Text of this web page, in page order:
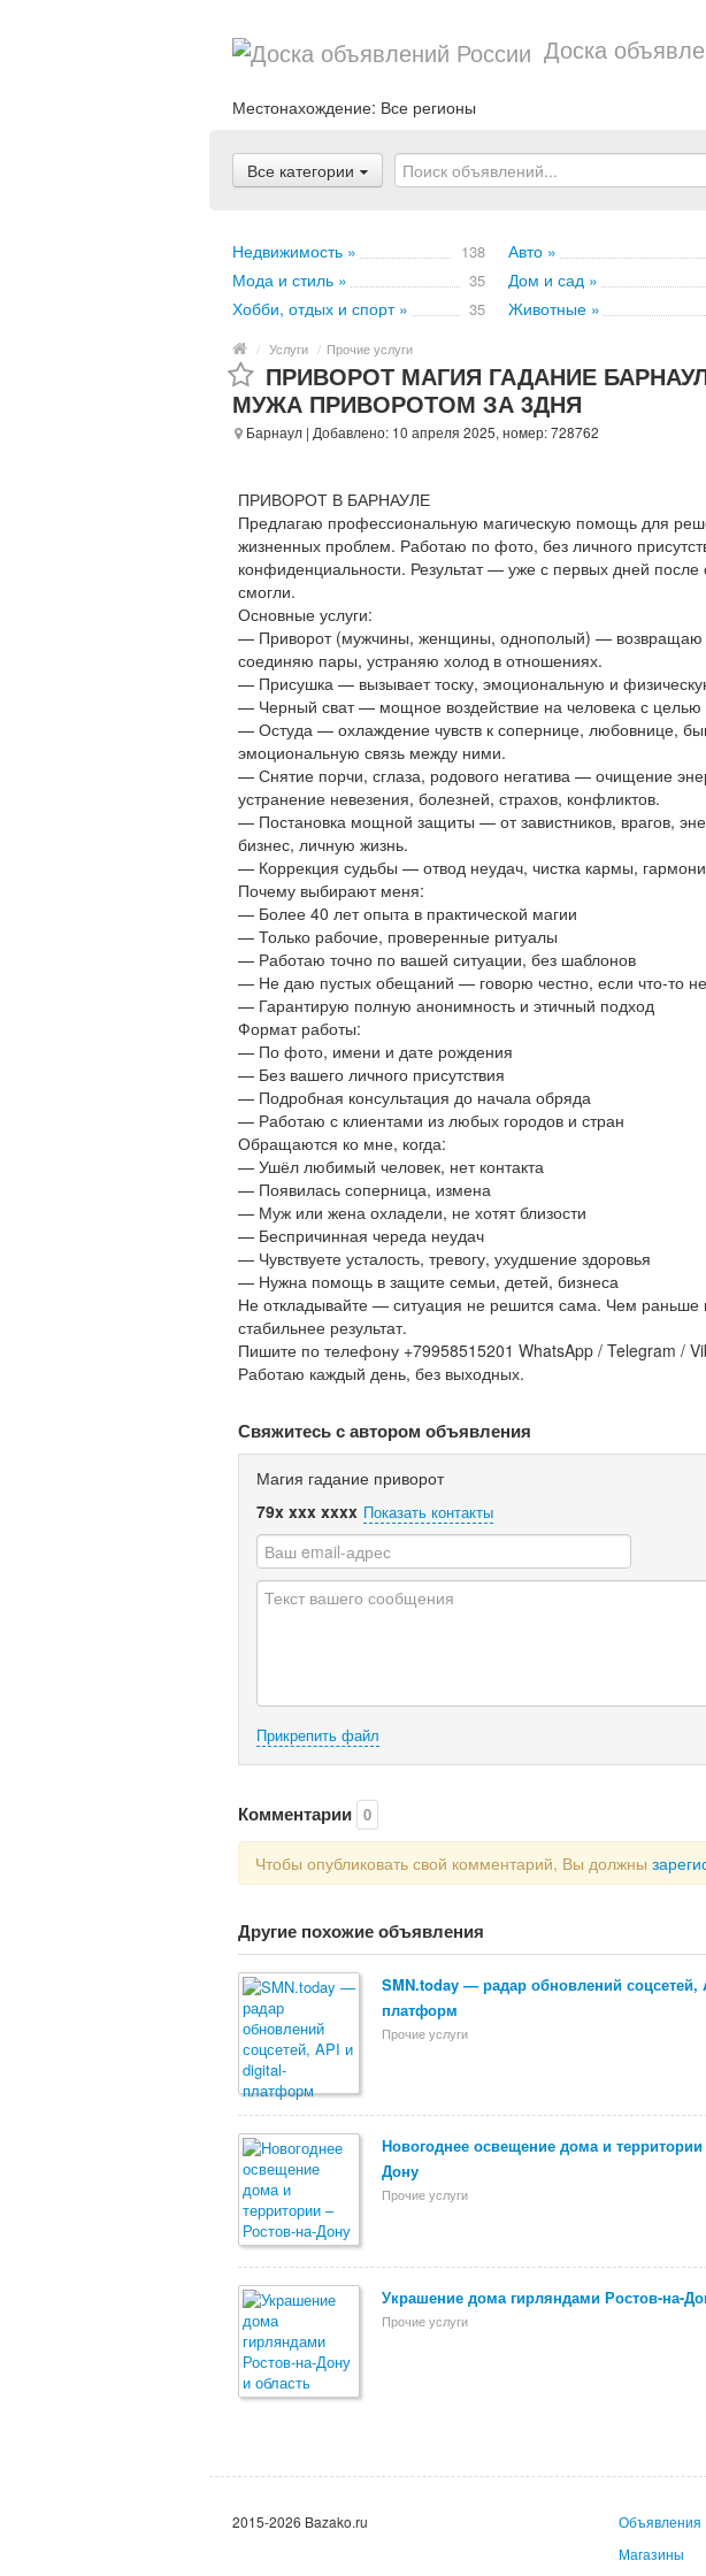
Доска
Местонахождение: Все регионы
Все категории
Недвижимость » 138 Авто »
Мода и стиль » 35 Дом и сад »
Хобби, отдых и спорт » 35 Животные »
/ Услуги / Прочие услуги
ПРИВОРОТ МАГИЯ ГАДАНИЕ
МУЖА ПРИВОРОТОМ ЗА 3ДНЯ
Барнаул | Добавлено: 10 апреля 2025, номер: 728762
ПРИВОРОТ В БАРНАУЛЕ
Предлагаю профессиональную магическую помощь для
жизненных проблем. Работаю по фото, без личного
конфиденциальности. Результат — уже с первых дней
смогли.
Основные услуги:
— Приворот (мужчины, женщины, однополый) — возвращаю
соединяю пары, устраняю холод в отношениях.
— Присушка — вызывает тоску, эмоциональную и
— Черный сват — мощное воздействие на человека с целью
— Остуда — охлаждение чувств к сопернице, любовнице,
эмоциональную связь между ними.
— Снятие порчи, сглаза, родового негатива — очищение
устранение невезения, болезней, страхов, конфликтов.
— Постановка мощной защиты — от завистников, врагов,
бизнес, личную жизнь.
— Коррекция судьбы — отвод неудач, чистка кармы,
Почему выбирают меня:
— Более 40 лет опыта в практической магии
— Только рабочие, проверенные ритуалы
— Работаю точно по вашей ситуации, без шаблонов
— Не даю пустых обещаний — говорю честно, если что-то
— Гарантирую полную анонимность и этичный подход
Формат работы:
— По фото, имени и дате рождения
— Без вашего личного присутствия
— Подробная консультация до начала обряда
— Работаю с клиентами из любых городов и стран
Обращаются ко мне, когда:
— Ушёл любимый человек, нет контакта
— Появилась соперница, измена
— Муж или жена охладели, не хотят близости
— Беспричинная череда неудач
— Чувствуете усталость, тревогу, ухудшение здоровья
— Нужна помощь в защите семьи, детей, бизнеса
Не откладывайте — ситуация не решится сама. Чем раньше
стабильнее результат.
Пишите по телефону +79958515201 WhatsApp / Telegram /
Работаю каждый день, без выходных.
Свяжитесь с автором объявления
Магия гадание приворот
79x xxx xxxx Показать контакты
Прикрепить файл
Комментарии 0
Чтобы опубликовать свой комментарий, Вы должны
Другие похожие объявления
SMN.today — радар обновлений соцсетей,
платформ
Прочие услуги
Новогоднее освещение дома и территории
Дону
Прочие услуги
Украшение дома гирляндами Ростов-на-
Прочие услуги
2015-2026 Bazako.ru
Объявления
Магазины